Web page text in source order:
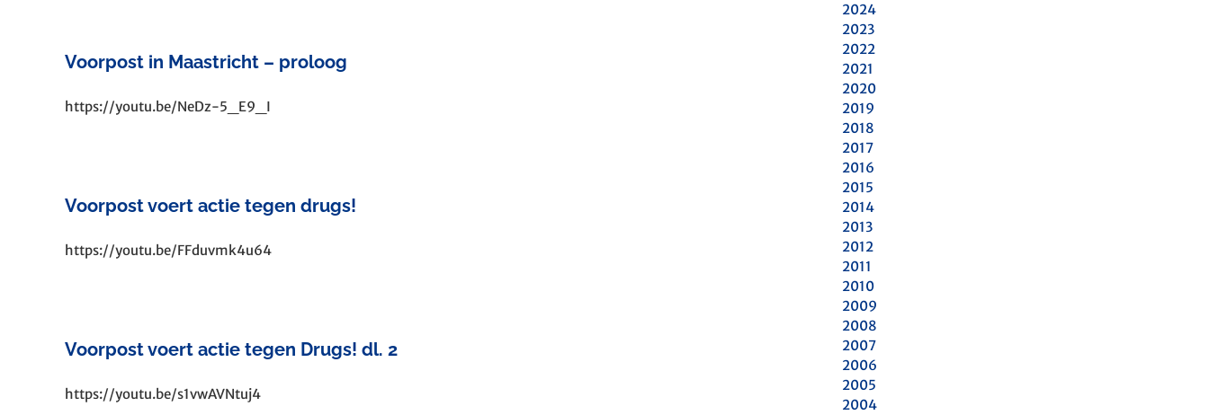
Voorpost in Maastricht – proloog
https://youtu.be/NeDz-5_E9_I
Voorpost voert actie tegen drugs!
https://youtu.be/FFduvmk4u64
Voorpost voert actie tegen Drugs! dl. 2
https://youtu.be/s1vwAVNtuj4
2024
2023
2022
2021
2020
2019
2018
2017
2016
2015
2014
2013
2012
2011
2010
2009
2008
2007
2006
2005
2004